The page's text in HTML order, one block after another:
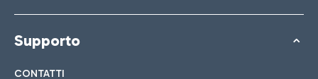
Supporto
CONTATTI